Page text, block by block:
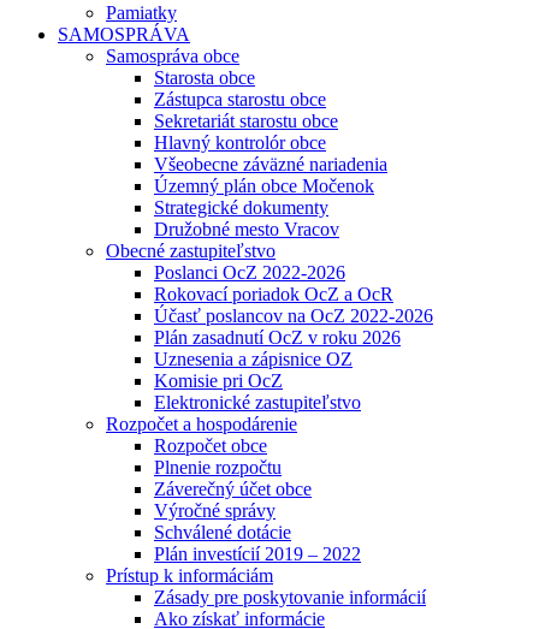
Pamiatky
SAMOSPRÁVA
Samospráva obce
Starosta obce
Zástupca starostu obce
Sekretariát starostu obce
Hlavný kontrolór obce
Všeobecne záväzné nariadenia
Územný plán obce Močenok
Strategické dokumenty
Družobné mesto Vracov
Obecné zastupiteľstvo
Poslanci OcZ 2022-2026
Rokovací poriadok OcZ a OcR
Účasť poslancov na OcZ 2022-2026
Plán zasadnutí OcZ v roku 2026
Uznesenia a zápisnice OZ
Komisie pri OcZ
Elektronické zastupiteľstvo
Rozpočet a hospodárenie
Rozpočet obce
Plnenie rozpočtu
Záverečný účet obce
Výročné správy
Schválené dotácie
Plán investícií 2019 – 2022
Prístup k informáciám
Zásady pre poskytovanie informácií
Ako získať informácie